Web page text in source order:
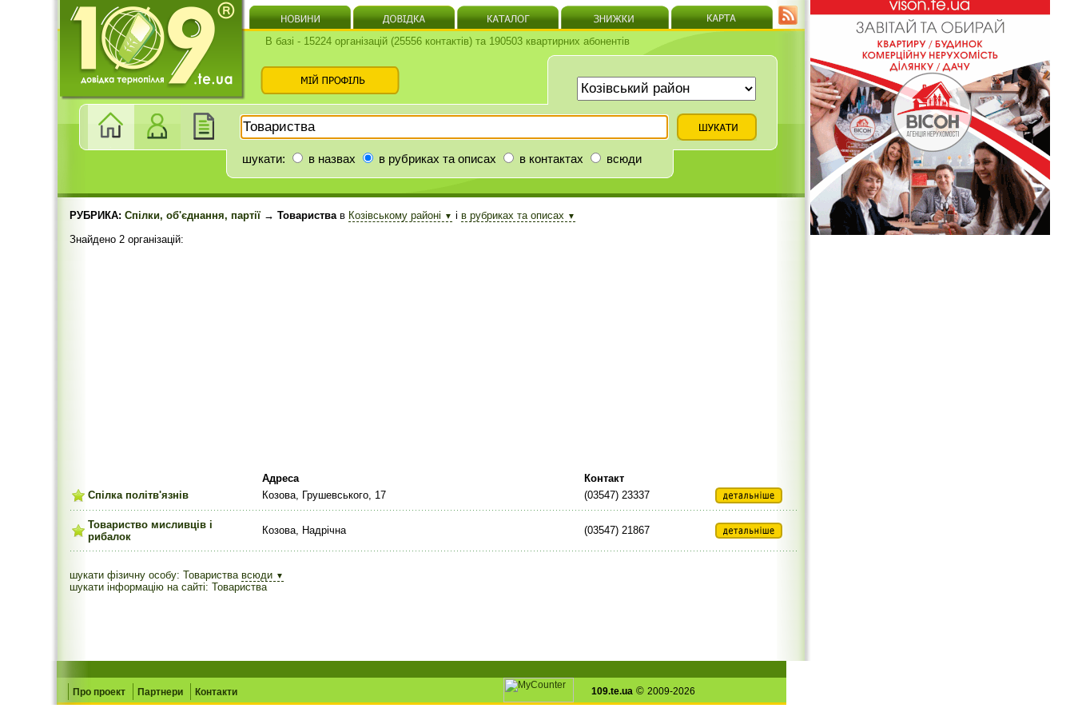
В базі - 15224 організацій (25556 контактів) та 190503 квартирних абонентів
шукати: в назвах в рубриках та описах в контактах всюди
РУБРИКА: Спілки, об'єднання, партії → Товариствав Козівському районі ▼ і в рубриках та описах ▼
Знайдено 2 організацій:
Адреса
Контакт
Спілка політв'язнів
Козова, Грушевського, 17 (03547) 23337
Товариство мисливців і
рибалок
Козова, Надрічна (03547) 21867
шукати фізичну особу: Товариства всюди ▼
шукати інформацію на сайті: Товариства
Про проект Партнери Контакти 109.te.ua © 2009-2026